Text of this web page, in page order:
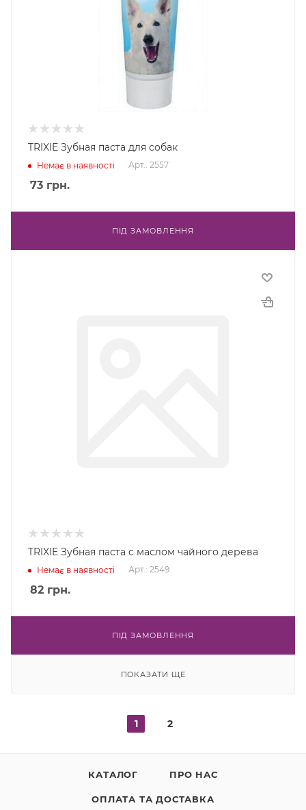
TRIXIE Зубная паста для собак
Немає в наявності Арт.: 2557
73 грн.
ПІД ЗАМОВЛЕННЯ
TRIXIE Зубная паста с маслом чайного дерева
Немає в наявності Арт.: 2549
82 грн.
ПІД ЗАМОВЛЕННЯ
ПОКАЗАТИ ЩЕ
1 2
КАТАЛОГ ПРО НАС
ОПЛАТА ТА ДОСТАВКА